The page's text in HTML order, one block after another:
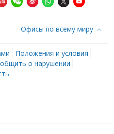
Офисы по всему миру
Положения и условия
о нарушении